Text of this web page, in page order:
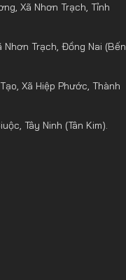
Xã Nhơn Trạch, Tỉnh
Nhơn Trạch, Đồng Nai (Bến
Xã Hiệp Phước, Thành
Tây Ninh (Tân Kim).